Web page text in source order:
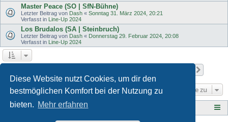
Diese Website nutzt Cookies, um dir den
bestmöglichen Komfort bei der Nutzung zu
bieten. Mehr erfahren
Master Peace (SO | SfN-Bühne)
Letzter Beitrag von Dash « Sonntag 31. März 2024, 20:21
Verfasst in Line-Up 2024
Los Brudalos (SA | Steinbruch)
Letzter Beitrag von Dash « Donnerstag 29. Februar 2024, 20:08
Verfasst in Line-Up 2024
Gehe zu
Tauberplanscher-Forum.de